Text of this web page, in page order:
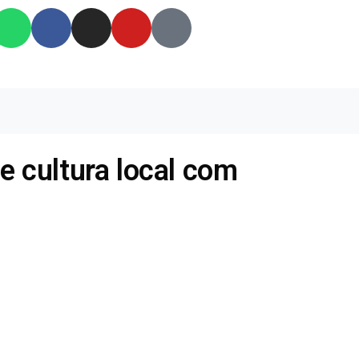
cultura local com